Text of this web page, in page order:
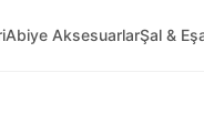
Abiye AksesuarlarŞal &